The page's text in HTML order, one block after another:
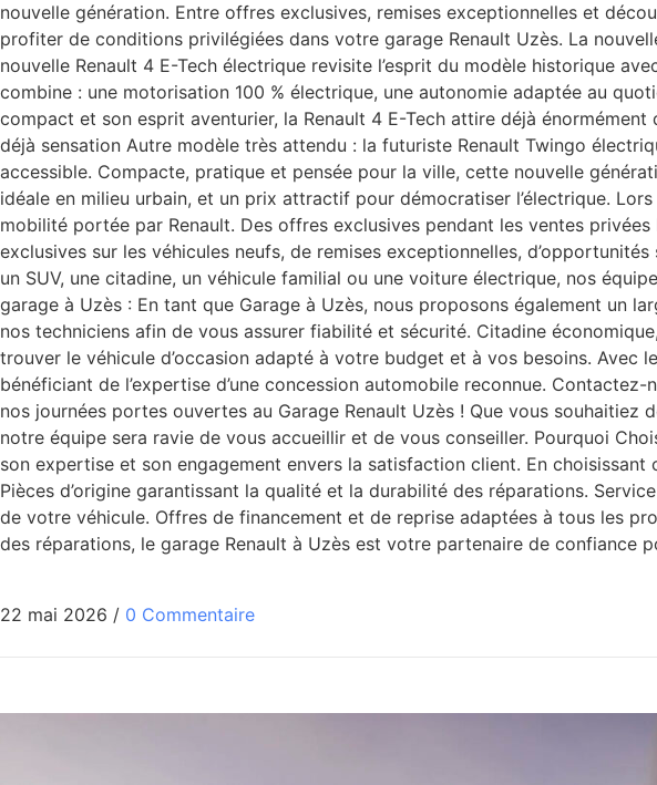
nouvelle génération. Entre offres exclusives, remises exceptionnelles et
profiter de conditions privilégiées dans votre garage Renault Uzès. La
nouvelle Renault 4 E-Tech électrique revisite l’esprit du modèle historique
combine : une motorisation 100 % électrique, une autonomie adaptée au
compact et son esprit aventurier, la Renault 4 E-Tech attire déjà
déjà sensation Autre modèle très attendu : la futuriste Renault Twingo
accessible. Compacte, pratique et pensée pour la ville, cette nouvelle
idéale en milieu urbain, et un prix attractif pour démocratiser l’électrique.
mobilité portée par Renault. Des offres exclusives pendant les ventes
exclusives sur les véhicules neufs, de remises exceptionnelles,
un SUV, une citadine, un véhicule familial ou une voiture électrique, nos
garage à Uzès : En tant que Garage à Uzès, nous proposons également un
nos techniciens afin de vous assurer fiabilité et sécurité. Citadine
trouver le véhicule d’occasion adapté à votre budget et à vos besoins. Avec
bénéficiant de l’expertise d’une concession automobile reconnue.
nos journées portes ouvertes au Garage Renault Uzès ! Que vous
notre équipe sera ravie de vous accueillir et de vous conseiller. Pourquoi
son expertise et son engagement envers la satisfaction client. En
Pièces d’origine garantissant la qualité et la durabilité des réparations.
de votre véhicule. Offres de financement et de reprise adaptées à tous les
des réparations, le garage Renault à Uzès est votre partenaire de confiance
22 mai 2026 / 0 Commentaire